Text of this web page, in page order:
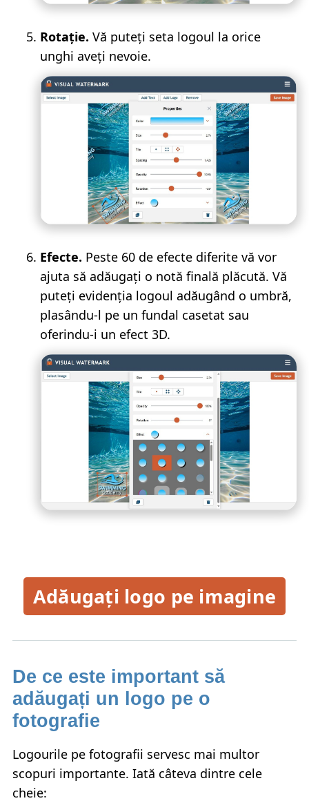
Rotație. Vă puteți seta logoul la orice
unghi aveți nevoie.
Efecte. Peste 60 de efecte diferite vă vor
ajuta să adăugați o notă finală plăcută. Vă
puteți evidenția logoul adăugând o umbră,
plasându-l pe un fundal casetat sau
oferindu-i un efect 3D.
Adăugați logo pe imagine
De ce este important să
adăugați un logo pe o
fotografie
Logourile pe fotografii servesc mai multor
scopuri importante. Iată câteva dintre cele
cheie: